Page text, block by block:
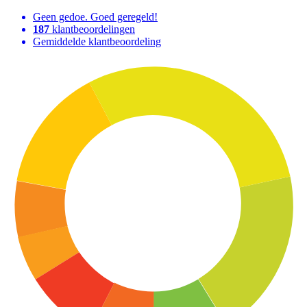
Geen gedoe. Goed geregeld!
187 klantbeoordelingen
Gemiddelde klantbeoordeling